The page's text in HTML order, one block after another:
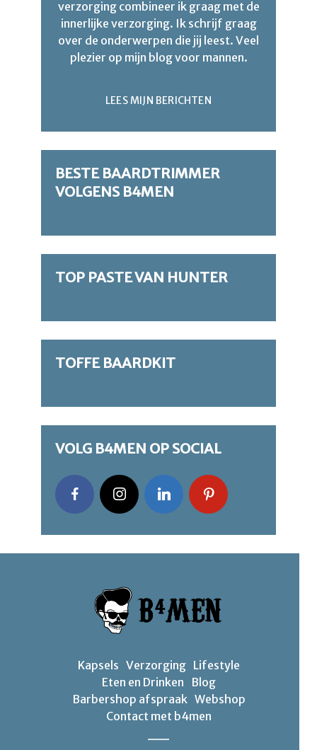
verzorging combineer ik graag met de
innerlijke verzorging. Ik schrijf graag
over de onderwerpen die jij leest. Veel
plezier op mijn blog voor mannen.
LEES MIJN BERICHTEN
BESTE BAARDTRIMMER
VOLGENS B4MEN
TOP PASTE VAN HUNTER
TOFFE BAARDKIT
VOLG B4MEN OP SOCIAL
Kapsels Verzorging Lifestyle
Eten en Drinken
Blog
Barbershop afspraak Webshop
Contact met b4men